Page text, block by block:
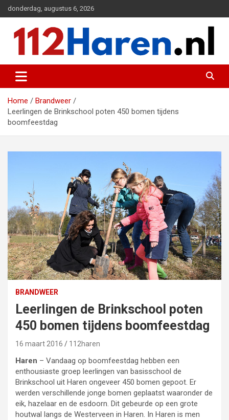
naar
inhoud
donderdag, augustus 6, 2026
112 Haren.nl
Home
Brandweer
Leerlingen de Brinkschool poten 450 bomen tijdens
BRANDWEER
Leerlingen de Brinkschool poten
16 maart 2016 112haren
Haren – Vandaag op boomfeestdag hebben een
enthousiaste groep leerlingen van basisschool de
Brinkschool uit Haren ongeveer 450 bomen gepoot. Er
werden verschillende jonge bomen geplaatst waaronder de
eik, hazelaar en de esdoorn. Dit gebeurde op een grote
houtwal langs de Westerveen in Haren. In Haren is men